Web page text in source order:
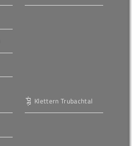
Klettern Trubachtal